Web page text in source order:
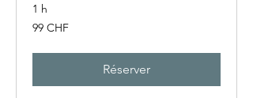
1 h
99
francs
99 CHF
Réserver